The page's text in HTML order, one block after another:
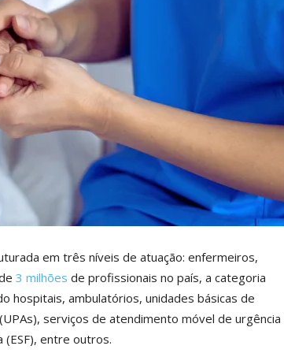
em três níveis de atuação: enfermeiros,
3 milhões de profissionais no país, a categoria
hospitais, ambulatórios, unidades básicas de
serviços de atendimento móvel de urgência
(ESF), entre outros.